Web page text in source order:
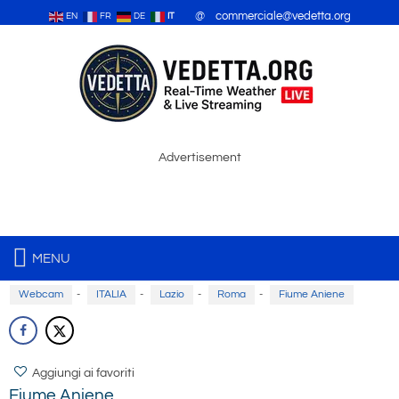
EN FR DE IT @ commerciale@vedetta.org
Advertisement
MENU
Webcam - ITALIA - Lazio - Roma - Fiume Aniene
Aggiungi ai favoriti
Fiume Aniene